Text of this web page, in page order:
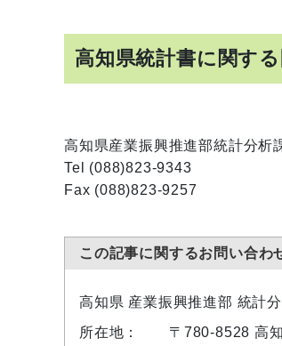
高知県統計書に関す
高知県産業振興推進部統計分
Tel (088)823-9343
Fax (088)823-9257
この記事に関するお問い合わ
高知県 産業振興推進部 統計
所在地：
〒780-8528 高